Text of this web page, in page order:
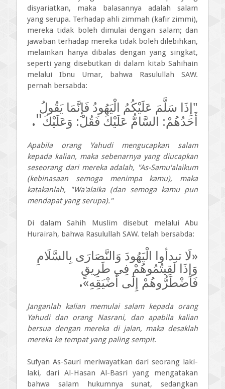
disyariatkan, maka balasannya adalah salam
yang serupa. Terhadap ahli zimmah (kafir zimmi),
mereka tidak boleh dimulai dengan salam; dan
jawaban terhadap mereka tidak boleh dilebihkan,
melainkan hanya dibalas dengan yang singkat,
seperti yang disebutkan di dalam kitab Sahihain
melalui Ibnu Umar, bahwa Rasulullah SAW.
pernah bersabda:
"إِذَا سَلَّمَ عَلَيْكُمُ الْيَهُودُ فَإِنَّمَا يَقُولُ
أَحَدُهُمْ: السَّامُّ عَلَيْكَ فَقُلْ: وَعَلَيْكَ".
Apabila orang Yahudi mengucapkan salam
kepada kalian, maka sebenarnya yang diucapkan
seseorang dari mereka adalah, "As-Samu'alaikum
(kebinasaan semoga menimpa kamu), maka
katakanlah, "Wa'alaika (dan semoga kamu pun
mendapat yang serupa)."
Di dalam Sahih Muslim disebut melalui Abu
Hurairah, bahwa Rasulullah SAW. telah bersabda:
«لَا تبدأوا الْيَهُودَ وَالنَّصَارَى بِالسَّلَامِ
وَإِذَا لَقِيتُمُوهُمْ فِي طَرِيقٍ
فَاضْطَرُّوهُمْ إِلَى أَضْيَقِهِ».
Janganlah kalian memulai salam kepada orang
Yahudi dan orang Nasrani, dan apabila kalian
bersua dengan mereka di jalan, maka desaklah
mereka ke tempat yang paling sempit.
Sufyan As-Sauri meriwayatkan dari seorang laki-
laki, dari Al-Hasan Al-Basri yang mengatakan
bahwa salam hukumnya sunat, sedangkan